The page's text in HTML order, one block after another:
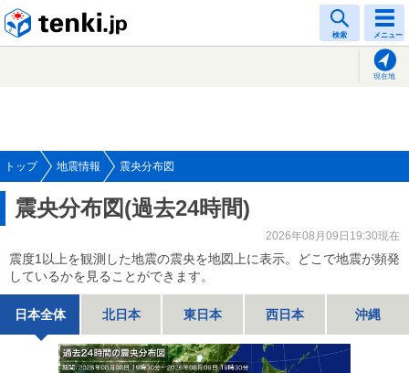
検索 メニュー
現在地
トップ 地震情報 震央分布図
震央分布図(過去24時間)
2026年08月09日19:30現在
震度1以上を観測した地震の震央を地図上に表示。どこで地震が頻発
しているかを見ることができます。
日本全体 北日本 東日本 西日本 沖縄